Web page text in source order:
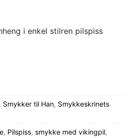
i enkel stilren pilspiss
Smykker til Han, Smykkeskrinets
, Pilspiss, smykke med vikingpil,